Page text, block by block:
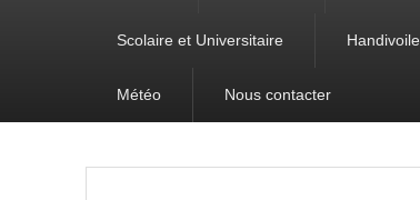
Scolaire et Universitaire Handivoile
Météo Nous contacter